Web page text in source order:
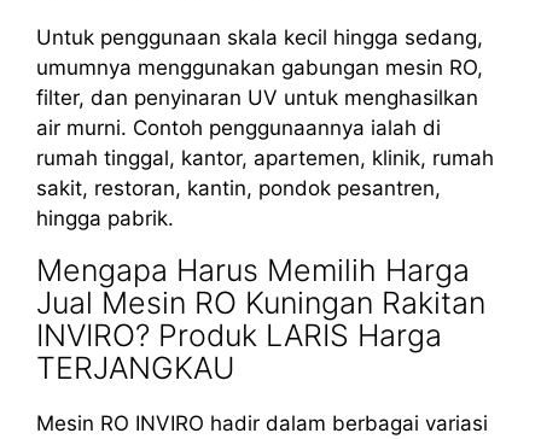
Untuk penggunaan skala kecil hingga sedang,
umumnya menggunakan gabungan mesin RO,
filter, dan penyinaran UV untuk menghasilkan
air murni. Contoh penggunaannya ialah di
rumah tinggal, kantor, apartemen, klinik, rumah
sakit, restoran, kantin, pondok pesantren,
hingga pabrik.
Mengapa Harus Memilih Harga
Jual Mesin RO Kuningan Rakitan
INVIRO? Produk LARIS Harga
TERJANGKAU
Mesin RO INVIRO hadir dalam berbagai variasi